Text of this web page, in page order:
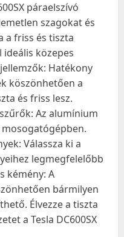
páraelszívó
szagokat és
a friss és tiszta
ideális közepes
Hatékony
köszönhetően a
és friss lesz.
Az alumínium
Válassza ki a
legmegfelelőbb
kémény: A
bármilyen
Élvezze a tiszta
a Tesla DC600SX